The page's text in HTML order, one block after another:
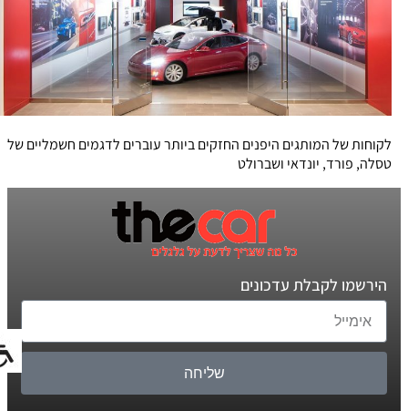
לקוחות של המותגים היפנים החזקים ביותר עוברים לדגמים חשמליים של
טסלה, פורד, יונדאי ושברולט
הירשמו לקבלת עדכונים
שליחה